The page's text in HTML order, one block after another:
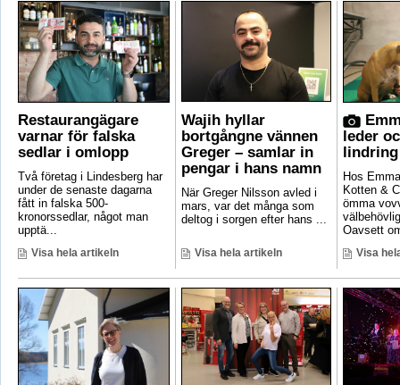
Restaurangägare
varnar för falska
sedlar i omlopp
Två företag i Lindesberg har
under de senaste dagarna
fått in falska 500-
kronorssedlar, något man
upptä...
Visa hela artikeln
Wajih hyllar
bortgångne vännen
Greger – samlar in
pengar i hans namn
När Greger Nilsson avled i
mars, var det många som
deltog i sorgen efter hans ...
Visa hela artikeln
leder
lindring
Hos
Kotten &
ömma
Oavsett
Visa